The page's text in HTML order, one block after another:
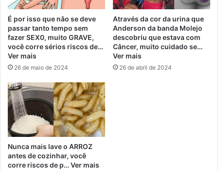
É por isso que não se deve
passar tanto tempo sem
fazer SEX0, muito GRAVE,
você corre sérios riscos de…
Ver mais
26 de maio de 2024
Através da cor da urina que
Anderson da banda Molejo
descobriu que estava com
Câncer, muito cuidado se…
Ver mais
26 de abril de 2024
Nunca mais lave o ARROZ
antes de cozinhar, você
corre riscos de p… Ver mais